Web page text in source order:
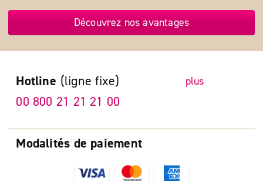
Découvrez nos avantages
Modalités de paiement
Hotline (ligne fixe) plus
00 800 21 21 21 00